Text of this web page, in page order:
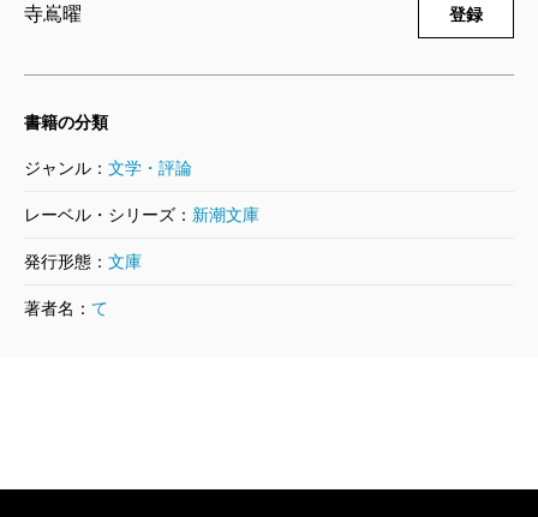
操っていた人物たちを目撃したのだ。
動き出す。そして、物語もどんどんと加速していくの
だ。
だが、加速すれども暴走はしない。著者によって物
を合理的に加えている。そうすることで、この特殊能
寺嶌曜 登録
書籍の分類
ジャンル： 文学・評論
レーベル・シリーズ： 新潮文庫
発行形態： 文庫
著者名： て